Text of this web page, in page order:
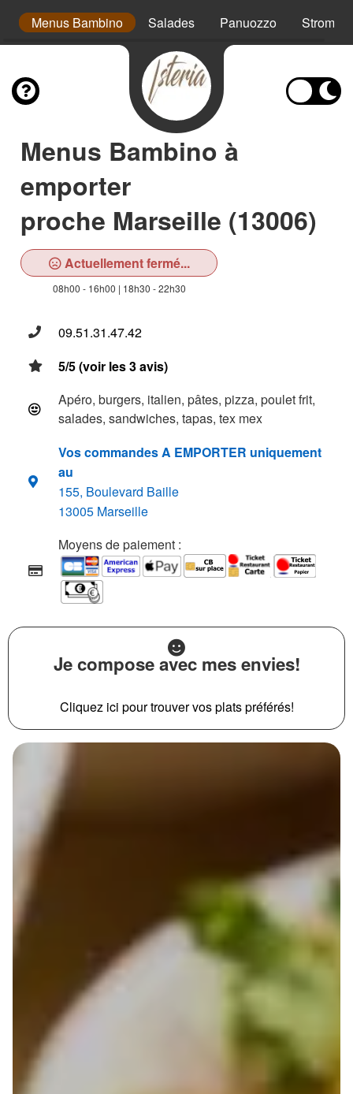
Menus Bambino Salades Panuozzo
Menus Bambino à
emporter
proche Marseille (13006)
Actuellement fermé...
08h00 - 16h00 | 18h30 - 22h30
09.51.31.47.42
5/5 (voir les 3 avis)
Apéro, burgers, italien, pâtes, pizza, poulet frit,
salades, sandwiches, tapas, tex mex
Vos commandes A EMPORTER uniquement
au
155, Boulevard Baille
13005 Marseille
Moyens de paiement :
Je compose avec mes envies!
Cliquez ici pour trouver vos plats préférés!